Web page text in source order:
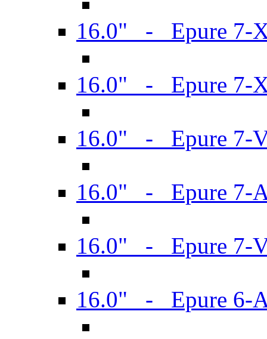
16.0" - Epure 7-
16.0" - Epure 7-
16.0" - Epure 7-
16.0" - Epure 7-
16.0" - Epure 7-
16.0" - Epure 6-